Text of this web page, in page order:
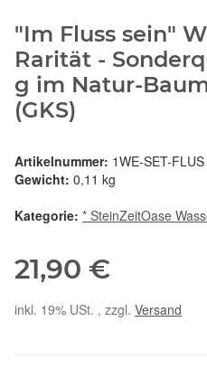
"Im Fluss sein"
Rarität -
g im Natur-
(GKS)
Artikelnummer: 1WE-SET-FLUS
Gewicht: 0,11 kg
Kategorie: * SteinZeitOase
21,90 €
inkl. 19% USt. , zzgl. Versand